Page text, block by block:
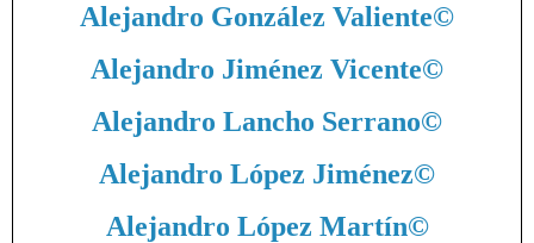
Alejandro González Valiente©
Alejandro Jiménez Vicente©
Alejandro Lancho Serrano©
Alejandro López Jiménez©
Alejandro López Martín©